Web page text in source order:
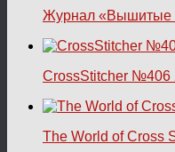
Журнал «Вышитые
CrossStitcher №406
The World of Cross